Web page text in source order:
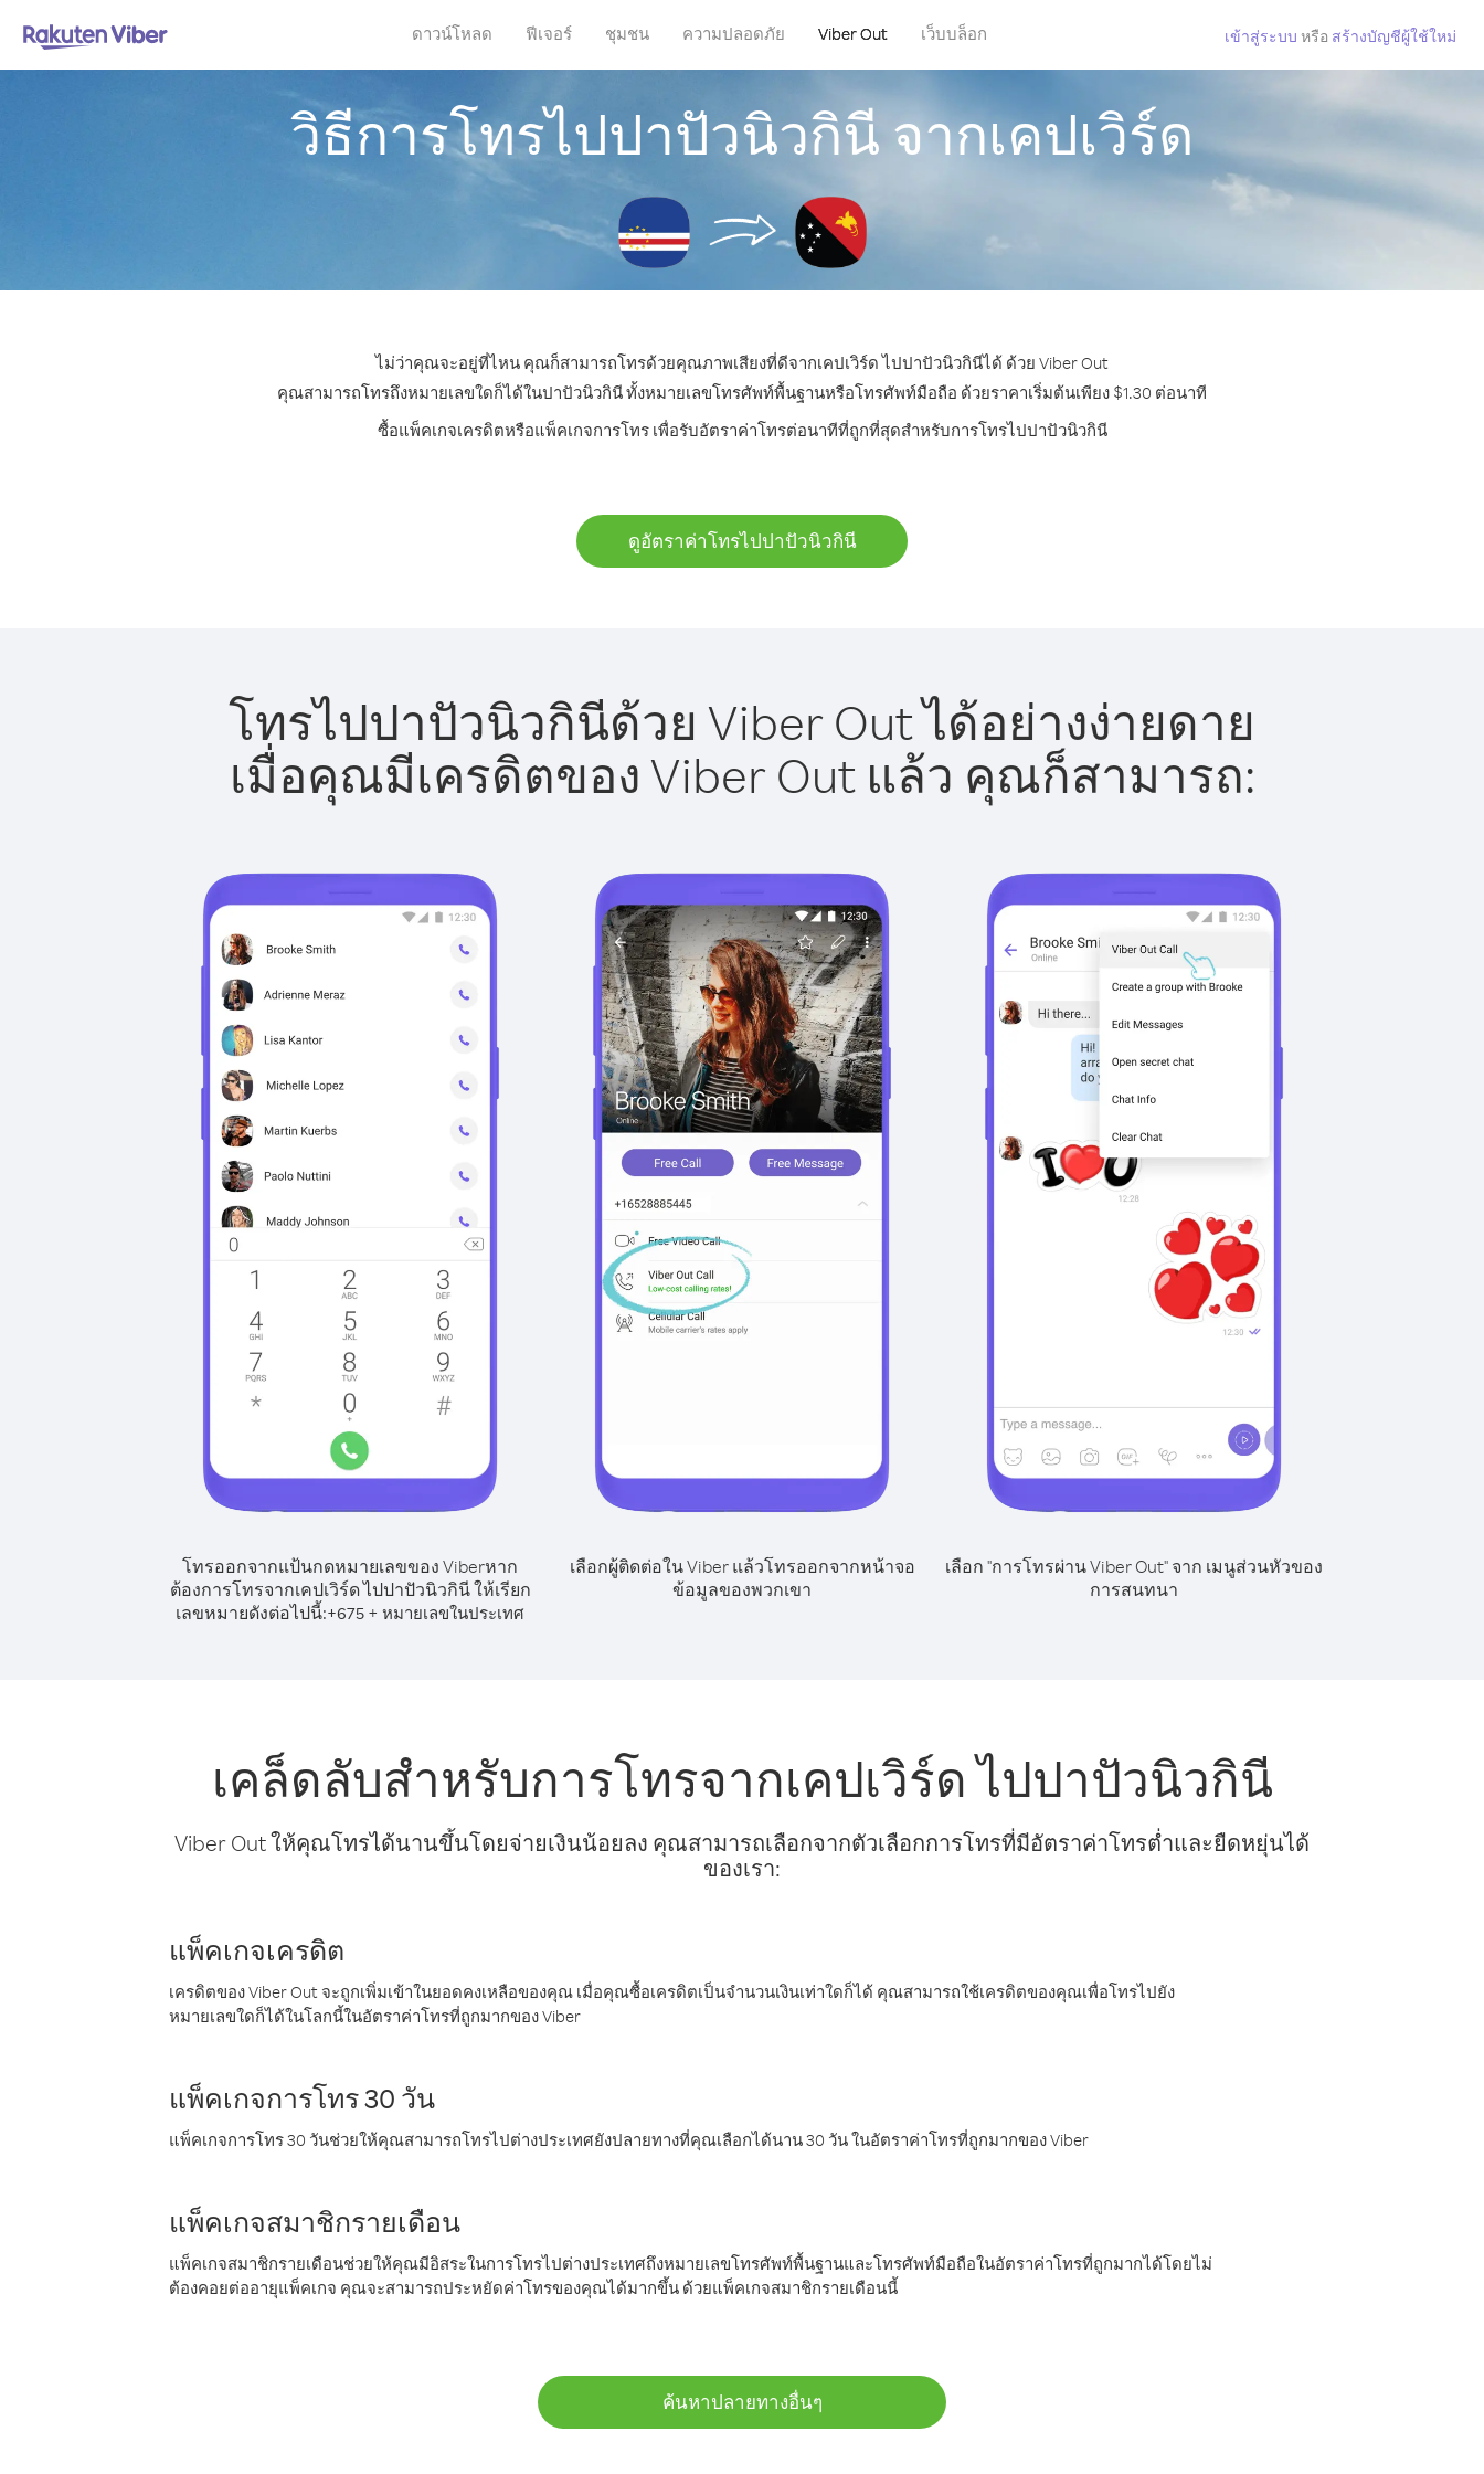
ดาวน์โหลด ฟีเจอร์ ชุมชน ความปลอดภัย Viber Out เว็บบล็อก เข้าสู่ระบบ หรือ สร้างบัญชีผู้ใช้ใหม่
วิธีการโทรไปปาปัวนิวกินี จากเคปเวิร์ด
ไม่ว่าคุณจะอยู่ที่ไหน คุณก็สามารถโทรด้วยคุณภาพเสียงที่ดีจากเคปเวิร์ด ไปปาปัวนิวกินีได้ ด้วย Viber Out
คุณสามารถโทรถึงหมายเลขใดก็ได้ในปาปัวนิวกินี ทั้งหมายเลขโทรศัพท์พื้นฐานหรือโทรศัพท์มือถือ ด้วยราคาเริ่มต้นเพียง $1.30 ต่อนาที
ซื้อแพ็คเกจเครดิตหรือแพ็คเกจการโทร เพื่อรับอัตราค่าโทรต่อนาทีที่ถูกที่สุดสำหรับการโทรไปปาปัวนิวกินี
ดูอัตราค่าโทรไปปาปัวนิวกินี
โทรไปปาปัวนิวกินีด้วย Viber Out ได้อย่างง่ายดาย
เมื่อคุณมีเครดิตของ Viber Out แล้ว คุณก็สามารถ:
โทรออกจากแป้นกดหมายเลขของ Viberหาก
ต้องการโทรจากเคปเวิร์ด ไปปาปัวนิวกินี ให้เรียก
เลขหมายดังต่อไปนี้:+675 + หมายเลขในประเทศ
เลือกผู้ติดต่อใน Viber แล้วโทรออกจากหน้าจอ
ข้อมูลของพวกเขา
เลือก "การโทรผ่าน Viber Out" จาก เมนูส่วนหัวของ
การสนทนา
เคล็ดลับสำหรับการโทรจากเคปเวิร์ด ไปปาปัวนิวกินี
Viber Out ให้คุณโทรได้นานขึ้นโดยจ่ายเงินน้อยลง คุณสามารถเลือกจากตัวเลือกการโทรที่มีอัตราค่าโทรต่ำและยืดหยุ่นได้
ของเรา:
แพ็คเกจเครดิต
เครดิตของ Viber Out จะถูกเพิ่มเข้าในยอดคงเหลือของคุณ เมื่อคุณซื้อเครดิตเป็นจำนวนเงินเท่าใดก็ได้ คุณสามารถใช้เครดิตของคุณเพื่อโทรไปยัง
หมายเลขใดก็ได้ในโลกนี้ในอัตราค่าโทรที่ถูกมากของ Viber
แพ็คเกจการโทร 30 วัน
แพ็คเกจการโทร 30 วันช่วยให้คุณสามารถโทรไปต่างประเทศยังปลายทางที่คุณเลือกได้นาน 30 วัน ในอัตราค่าโทรที่ถูกมากของ Viber
แพ็คเกจสมาชิกรายเดือน
แพ็คเกจสมาชิกรายเดือนช่วยให้คุณมีอิสระในการโทรไปต่างประเทศถึงหมายเลขโทรศัพท์พื้นฐานและโทรศัพท์มือถือในอัตราค่าโทรที่ถูกมากได้โดยไม่
ต้องคอยต่ออายุแพ็คเกจ คุณจะสามารถประหยัดค่าโทรของคุณได้มากขึ้น ด้วยแพ็คเกจสมาชิกรายเดือนนี้
ค้นหาปลายทางอื่นๆ